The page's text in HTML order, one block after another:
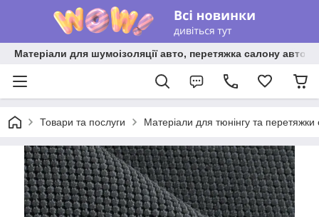
Матеріали для шумоізоляції авто, перетяжка салону авто
Товари та послуги Матеріали для тюнінгу та